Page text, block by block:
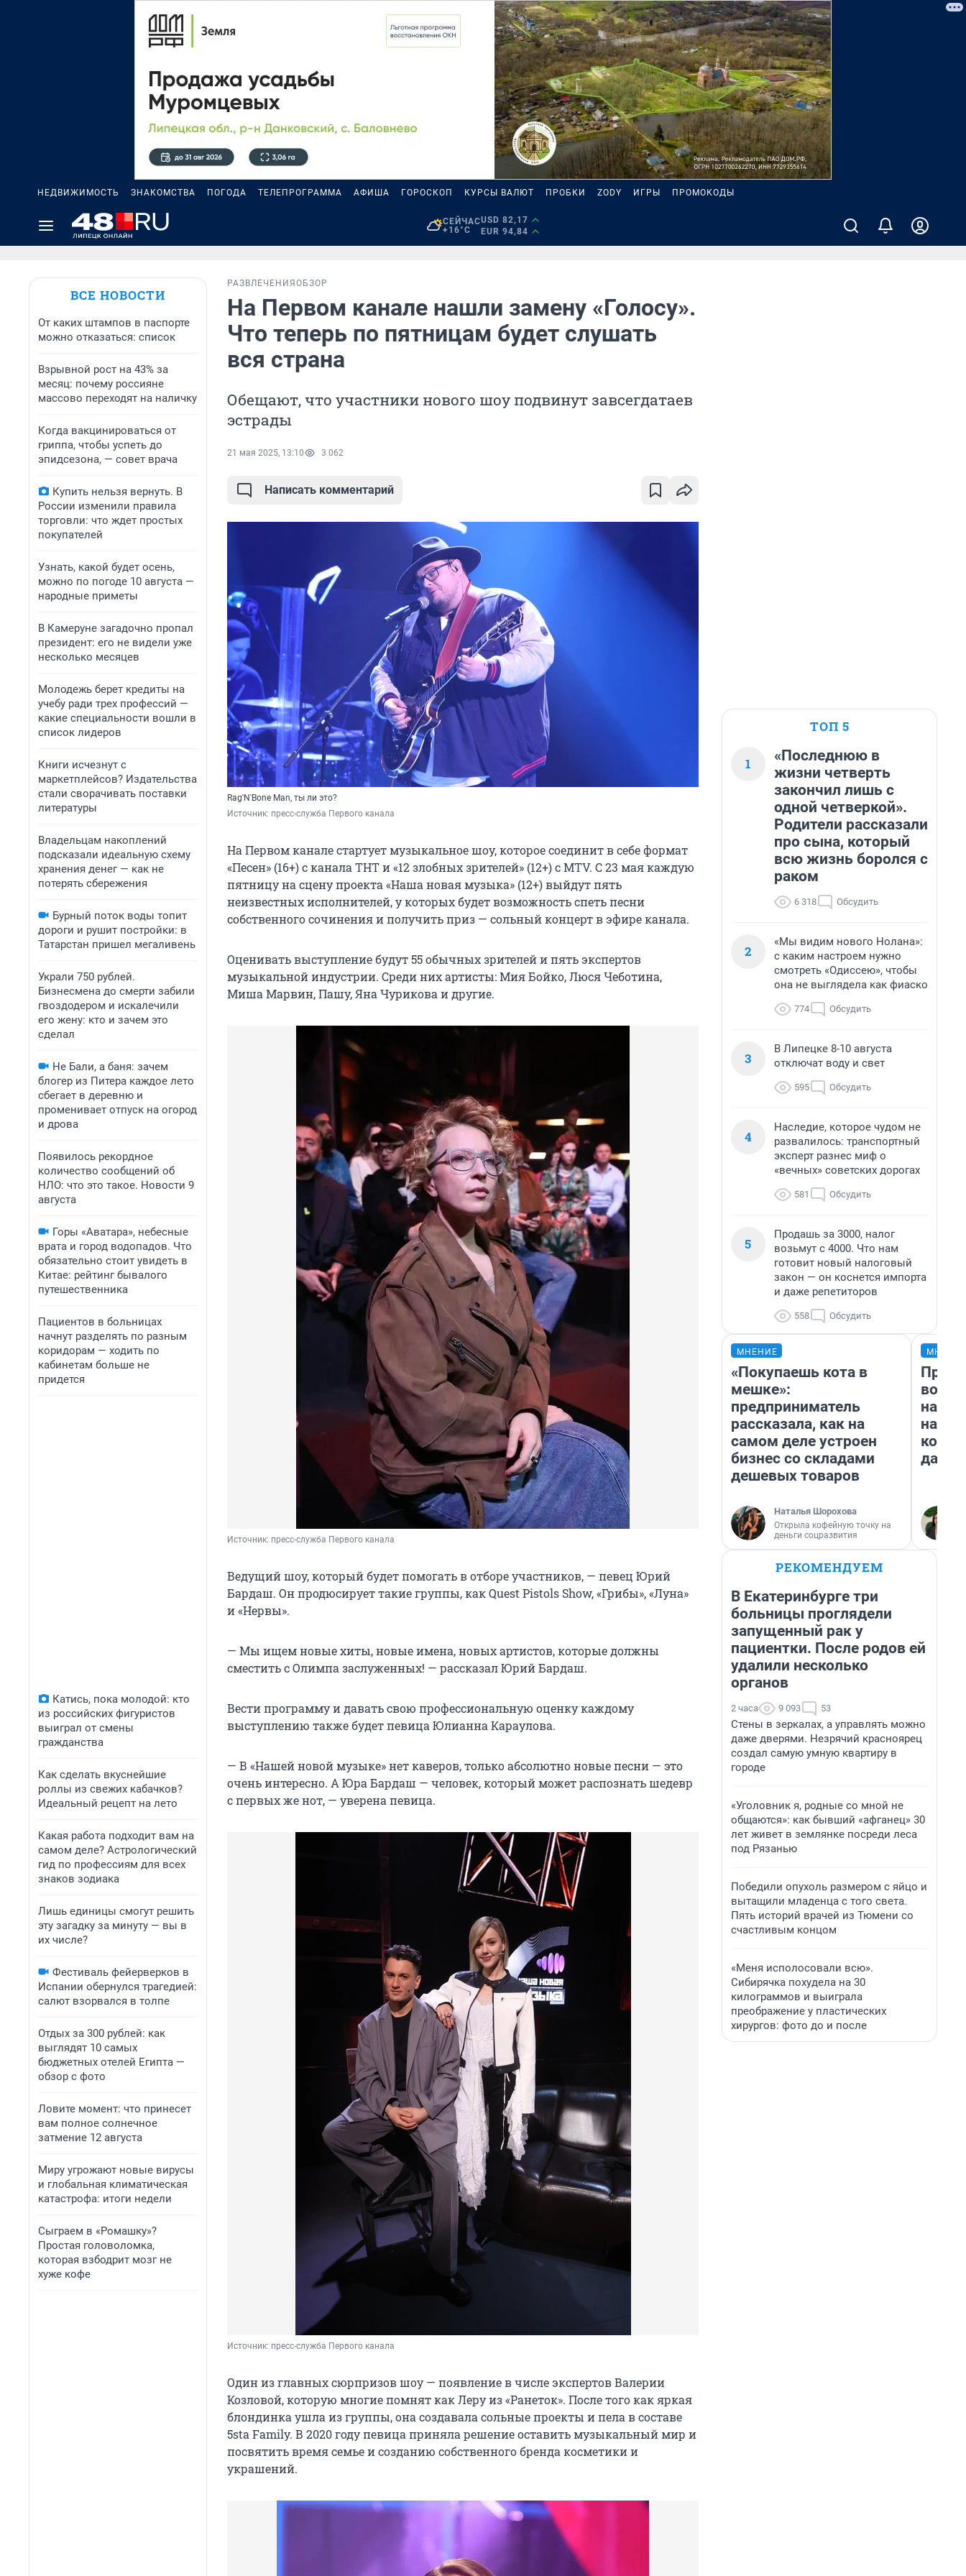
НЕДВИЖИМОСТЬ ЗНАКОМСТВА ПОГОДА ТЕЛЕПРОГРАММА АФИША ГОРОСКОП КУРСЫ ВАЛЮТ ПРОБКИ ZODY ИГРЫ ПРОМОКОДЫ
СЕЙЧАС
+16°C
USD 82,17
EUR 94,84
ВСЕ НОВОСТИ
От каких штампов в паспорте
можно отказаться: список
Взрывной рост на 43% за
месяц: почему россияне
массово переходят на наличку
Когда вакцинироваться от
гриппа, чтобы успеть до
эпидсезона, — совет врача
Купить нельзя вернуть. В
России изменили правила
торговли: что ждет простых
покупателей
Узнать, какой будет осень,
можно по погоде 10 августа —
народные приметы
В Камеруне загадочно пропал
президент: его не видели уже
несколько месяцев
Молодежь берет кредиты на
учебу ради трех профессий —
какие специальности вошли в
список лидеров
Книги исчезнут с
маркетплейсов? Издательства
стали сворачивать поставки
литературы
Владельцам накоплений
подсказали идеальную схему
хранения денег — как не
потерять сбережения
Бурный поток воды топит
дороги и рушит постройки: в
Татарстан пришел мегаливень
Украли 750 рублей.
Бизнесмена до смерти забили
гвоздодером и искалечили
его жену: кто и зачем это
сделал
Не Бали, а баня: зачем
блогер из Питера каждое лето
сбегает в деревню и
променивает отпуск на огород
и дрова
Появилось рекордное
количество сообщений об
НЛО: что это такое. Новости 9
августа
Горы «Аватара», небесные
врата и город водопадов. Что
обязательно стоит увидеть в
Китае: рейтинг бывалого
путешественника
Пациентов в больницах
начнут разделять по разным
коридорам — ходить по
кабинетам больше не
придется
Катись, пока молодой: кто
из российских фигуристов
выиграл от смены
гражданства
Как сделать вкуснейшие
роллы из свежих кабачков?
Идеальный рецепт на лето
Какая работа подходит вам на
самом деле? Астрологический
гид по профессиям для всех
знаков зодиака
Лишь единицы смогут решить
эту загадку за минуту — вы в
их числе?
Фестиваль фейерверков в
Испании обернулся трагедией:
салют взорвался в толпе
Отдых за 300 рублей: как
выглядят 10 самых
бюджетных отелей Египта —
обзор с фото
Ловите момент: что принесет
вам полное солнечное
затмение 12 августа
Миру угрожают новые вирусы
и глобальная климатическая
катастрофа: итоги недели
Сыграем в «Ромашку»?
Простая головоломка,
которая взбодрит мозг не
хуже кофе
РАЗВЛЕЧЕНИЯ ОБЗОР
На Первом канале нашли замену «Голосу».
Что теперь по пятницам будет слушать
вся страна
Обещают, что участники нового шоу подвинут завсегдатаев
эстрады
21 мая 2025, 13:10 3 062
Написать комментарий
Rag'N'Bone Man, ты ли это?
Источник: пресс-служба Первого канала
На Первом канале стартует музыкальное шоу, которое соединит в себе формат
«Песен» (16+) с канала ТНТ и «12 злобных зрителей» (12+) с MTV. С 23 мая каждую
пятницу на сцену проекта «Наша новая музыка» (12+) выйдут пять
неизвестных исполнителей, у которых будет возможность спеть песни
собственного сочинения и получить приз — сольный концерт в эфире канала.
Оценивать выступление будут 55 обычных зрителей и пять экспертов
музыкальной индустрии. Среди них артисты: Мия Бойко, Люся Чеботина,
Миша Марвин, Пашу, Яна Чурикова и другие.
Источник: пресс-служба Первого канала
Ведущий шоу, который будет помогать в отборе участников, — певец Юрий
Бардаш. Он продюсирует такие группы, как Quest Pistols Show, «Грибы», «Луна»
и «Нервы».
— Мы ищем новые хиты, новые имена, новых артистов, которые должны
сместить с Олимпа заслуженных! — рассказал Юрий Бардаш.
Вести программу и давать свою профессиональную оценку каждому
выступлению также будет певица Юлианна Караулова.
— В «Нашей новой музыке» нет каверов, только абсолютно новые песни — это
очень интересно. А Юра Бардаш — человек, который может распознать шедевр
с первых же нот, — уверена певица.
Источник: пресс-служба Первого канала
Один из главных сюрпризов шоу — появление в числе экспертов Валерии
Козловой, которую многие помнят как Леру из «Ранеток». После того как яркая
блондинка ушла из группы, она создавала сольные проекты и пела в составе
5sta Family. В 2020 году певица приняла решение оставить музыкальный мир и
посвятить время семье и созданию собственного бренда косметики и
украшений.
ТОП 5
1
«Последнюю в
жизни четверть
закончил лишь с
одной четверкой».
Родители рассказали
про сына, который
всю жизнь боролся с
раком
6 318 Обсудить
2
«Мы видим нового Нолана»:
с каким настроем нужно
смотреть «Одиссею», чтобы
она не выглядела как фиаско
774 Обсудить
3
В Липецке 8-10 августа
отключат воду и свет
595 Обсудить
4
Наследие, которое чудом не
развалилось: транспортный
эксперт разнес миф о
«вечных» советских дорогах
581 Обсудить
5
Продашь за 3000, налог
возьмут с 4000. Что нам
готовит новый налоговый
закон — он коснется импорта
и даже репетиторов
558 Обсудить
МНЕНИЕ
«Покупаешь кота в
мешке»:
предприниматель
рассказала, как на
самом деле устроен
бизнес со складами
дешевых товаров
Наталья Шорохова
Открыла кофейную точку на
деньги соцразвития
нам
даже
РЕКОМЕНДУЕМ
В Екатеринбурге три
больницы проглядели
запущенный рак у
пациентки. После родов ей
удалили несколько
органов
2 часа 9 093 53
Стены в зеркалах, а управлять можно
даже дверями. Незрячий красноярец
создал самую умную квартиру в
городе
«Уголовник я, родные со мной не
общаются»: как бывший «афганец» 30
лет живет в землянке посреди леса
под Рязанью
Победили опухоль размером с яйцо и
вытащили младенца с того света.
Пять историй врачей из Тюмени со
счастливым концом
«Меня исполосовали всю».
Сибирячка похудела на 30
килограммов и выиграла
преображение у пластических
хирургов: фото до и после